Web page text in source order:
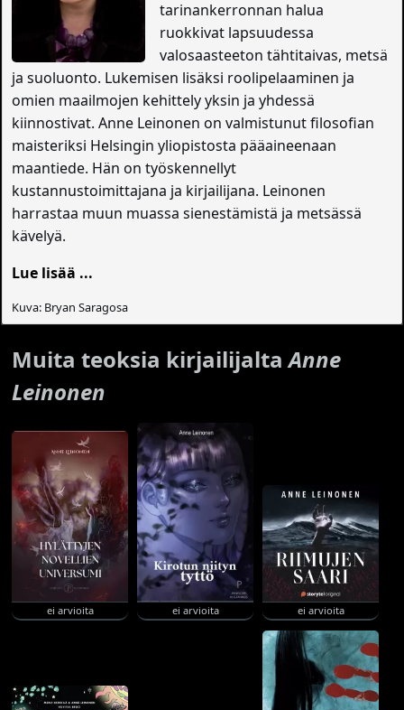
tarinankerronnan halua
ruokkivat lapsuudessa
valosaasteeton tähtitaivas, metsä
ja suoluonto. Lukemisen lisäksi roolipelaaminen ja
omien maailmojen kehittely yksin ja yhdessä
kiinnostivat. Anne Leinonen on valmistunut filosofian
maisteriksi Helsingin yliopistosta pääaineenaan
maantiede. Hän on työskennellyt
kustannustoimittajana ja kirjailijana. Leinonen
harrastaa muun muassa sienestämistä ja metsässä
kävelyä.
Lue lisää ...
Kuva: Bryan Saragosa
Muita teoksia kirjailijaltaAnne
Leinonen
ei arvioita ei arvioita ei arvioita